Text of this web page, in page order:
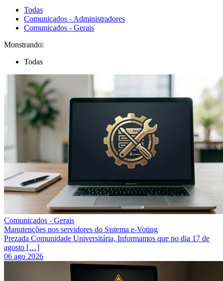
Todas
Comunicados - Administradores
Comunicados - Gerais
Monstrando:
Todas
Comunicados - Gerais
Manutenções nos servidores do Sistema e-Voting
Prezada Comunidade Universitária, Informamos que no dia 17 de
agosto […]
06 ago 2026